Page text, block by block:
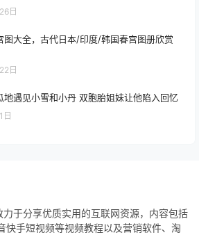
日
图大全，古代日本/印度/韩国春宫图册欣赏
日
地遇见小雪和小丹 双胞胎姐妹让他陷入回忆
日
于分享优质实用的互联网资源，内容包括
快手短视频等视频教程以及营销软件、淘